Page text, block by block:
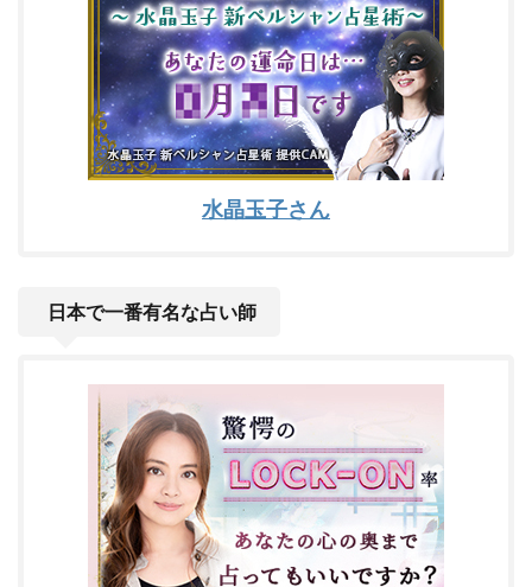
水晶玉子さん
日本で一番有名な占い師